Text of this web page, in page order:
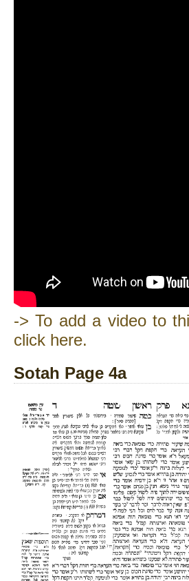
-> To add a video to
click here.
Sotah Page 4a